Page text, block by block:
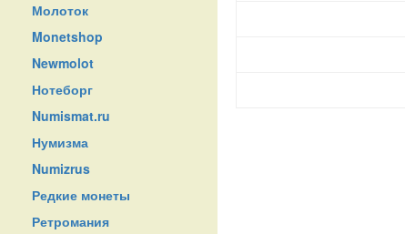
Молоток
Monetshop
Newmolot
Нотеборг
Numismat.ru
Нумизма
Numizrus
Редкие монеты
Ретромания